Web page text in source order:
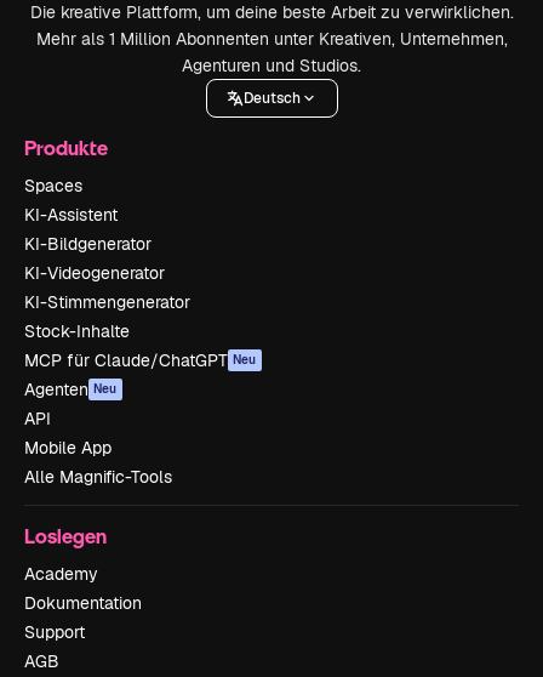
Die kreative Plattform, um deine beste Arbeit zu verwirklichen.
Mehr als 1 Million Abonnenten unter Kreativen, Unternehmen,
Agenturen und Studios.
Deutsch
Produkte
Spaces
KI-Assistent
KI-Bildgenerator
KI-Videogenerator
KI-Stimmengenerator
Stock-Inhalte
MCP für Claude/ChatGPT Neu
Agenten Neu
API
Mobile App
Alle Magnific-Tools
Loslegen
Academy
Dokumentation
Support
AGB